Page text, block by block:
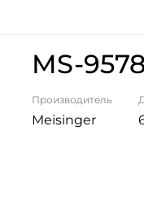
MS-
Производитель
Meisinger